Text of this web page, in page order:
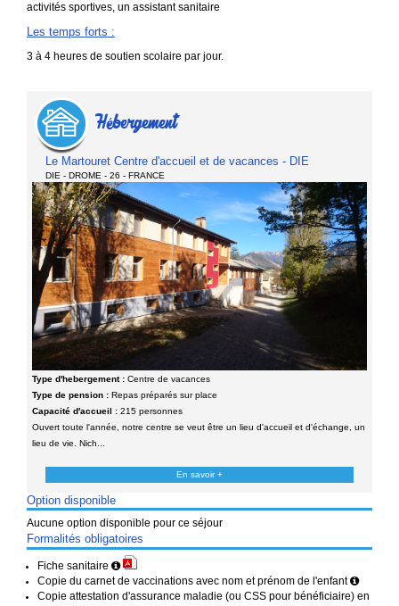
activités sportives, un assistant sanitaire
Les temps forts :
3 à 4 heures de soutien scolaire par jour.
Hébergement
Le Martouret Centre d'accueil et de vacances - DIE
DIE - DROME - 26 - FRANCE
Type d'hebergement : Centre de vacances
Type de pension : Repas préparés sur place
Capacité d'accueil : 215 personnes
Ouvert toute l'année, notre centre se veut être un lieu d'accueil et d'échange, un
lieu de vie. Nich...
En savoir +
Option disponible
Aucune option disponible pour ce séjour
Formalités obligatoires
Fiche sanitaire
Copie du carnet de vaccinations avec nom et prénom de l'enfant
Copie attestation d'assurance maladie (ou CSS pour bénéficiaire) en